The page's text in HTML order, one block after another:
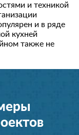
и техникой
и в ряде
кухней
также не